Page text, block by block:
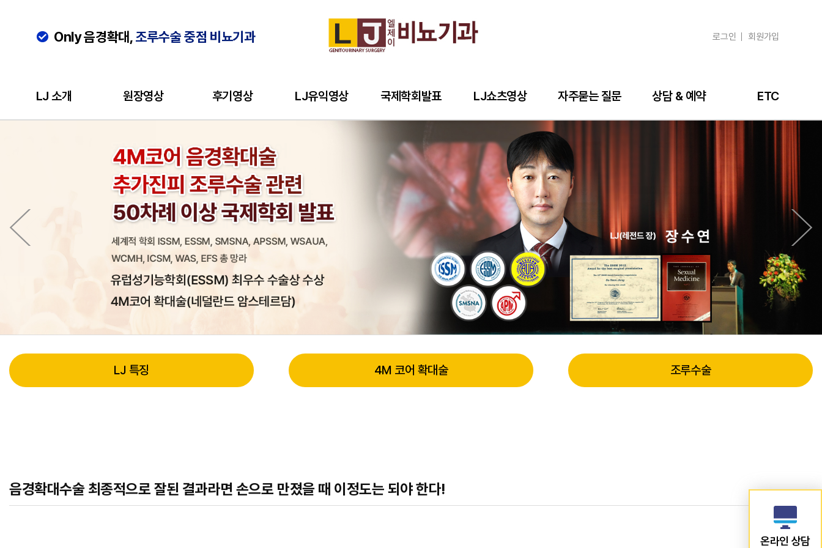
Only 음경확대,조루수술 중점 비뇨기과 로그인 회원가입
LJ 소개 원장영상 후기영상 LJ유익영상 국제학회발표 LJ쇼츠영상 자주묻는 질문 상담 & 예약 ETC
LJ 특징 4M 코어 확대술 조루수술
음경확대수술 최종적으로 잘된 결과라면 손으로 만졌을 때 이정도는 되야 한다!
온라인 상담